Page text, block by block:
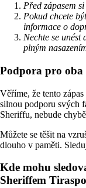
Před zápasem
Pokud chcete
informace o
Nechte se unést
plným
Podpora pro
Věříme, že tento
silnou podporu svých
Sheriffu, nebude
Můžete se těšit na
dlouho v paměti.
Kde mohu
Sheriffem